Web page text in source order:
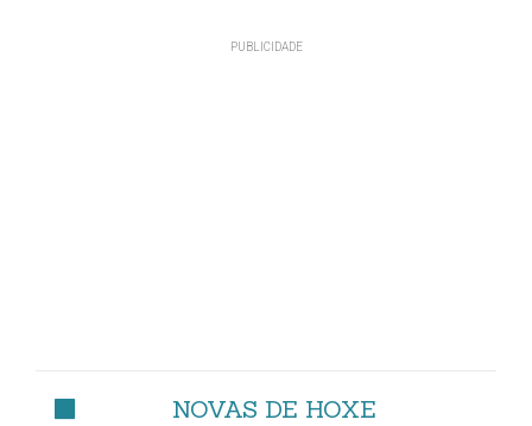
NOVAS DE HOXE